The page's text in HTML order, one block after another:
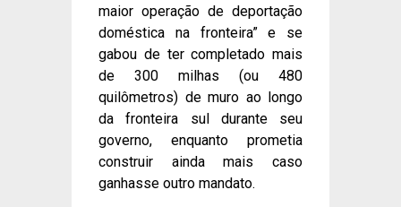
maior operação de deportação
doméstica na fronteira” e se
gabou de ter completado mais
de 300 milhas (ou 480
quilômetros) de muro ao longo
da fronteira sul durante seu
governo, enquanto prometia
construir ainda mais caso
ganhasse outro mandato.